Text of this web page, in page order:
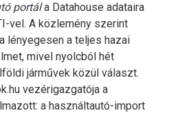
portála Datahouse adataira
vel. A közlemény szerint
lényegesen a teljes hazai
mivel nyolcból hét
járművek közül választ.
vezérigazgatója a
a használtautó-import